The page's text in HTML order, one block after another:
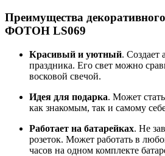
Преимущества
ФОТОН LS069
Красивый и уютный. Создает
праздника. Его свет можно
восковой свечой.
Идея для подарка. Может
как знакомым, так и самому
Работает на батарейках. Не
розеток. Может работать в
часов на одном комплекте